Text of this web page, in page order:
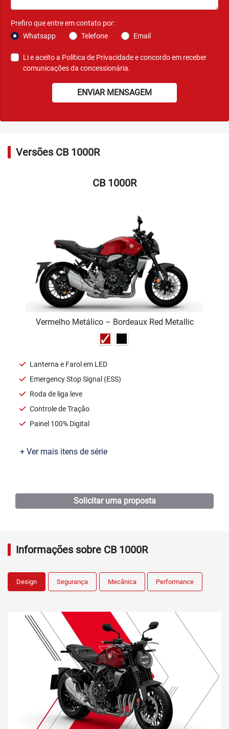
Prefiro que entre em contato por:
Whatsapp
Telefone Email
Li e aceito a Política de Privacidadee concordo em receber
comunicações da concessionária.
ENVIAR MENSAGEM
Versões CB 1000R
CB 1000R
Vermelho Metálico – Bordeaux Red Metallic
Lanterna e Farol em LED
Emergency Stop Signal (ESS)
Roda de liga leve
Controle de Tração
Painel 100% Digital
+ Ver mais itens de série
Solicitar uma proposta
Informações sobre CB 1000R
Design Segurança Mecânica Performance